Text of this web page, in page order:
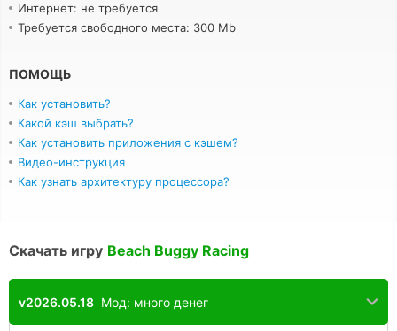
Интернет: не требуется
Требуется свободного места: 300 Mb
ПОМОЩЬ
Как установить?
Какой кэш выбрать?
Как установить приложения с кэшем?
Видео-инструкция
Как узнать архитектуру процессора?
Скачать игру Beach Buggy Racing
v2026.05.18 Мод: много денег